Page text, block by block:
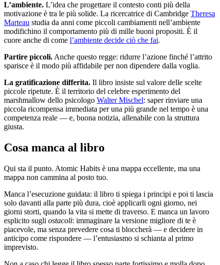
L’ambiente. L’idea che progettare il contesto conti più della
motivazione è tra le più solide. La ricercatrice di Cambridge Theresa
Marteau studia da anni come piccoli cambiamenti nell’ambiente
modifichino il comportamento più di mille buoni propositi. È il
cuore anche di come l’ambiente decide ciò che fai.
Partire piccoli.Anche questo regge: ridurre l’azione finché l’attrito
sparisce è il modo più affidabile per non dipendere dalla voglia.
La gratificazione differita. Il libro insiste sul valore delle scelte
piccole ripetute. È il territorio del celebre esperimento del
marshmallow dello psicologo Walter Mischel: saper rinviare una
piccola ricompensa immediata per una più grande nel tempo è una
competenza reale — e, buona notizia, allenabile con la struttura
giusta.
Cosa manca al libro
Qui sta il punto. Atomic Habits è una mappa eccellente, ma una
mappa non cammina al posto tuo.
Manca l’esecuzione guidata: il libro ti spiega i principi e poi ti lascia
solo davanti alla parte più dura, cioè applicarli ogni giorno, nei
giorni storti, quando la vita si mette di traverso. E manca un lavoro
esplicito sugli ostacoli: immaginare la versione migliore di te è
piacevole, ma senza prevedere cosa ti bloccherà — e decidere in
anticipo come rispondere — l’entusiasmo si schianta al primo
imprevisto.